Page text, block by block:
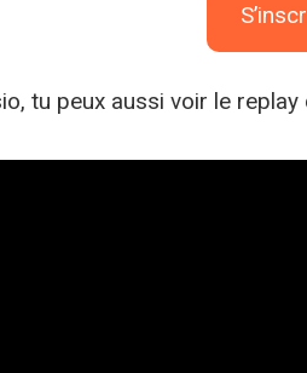
tu peux aussi voir le